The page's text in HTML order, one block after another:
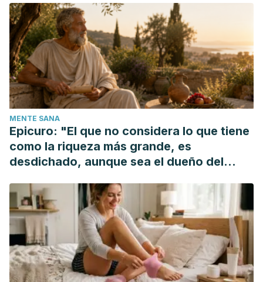
In: Transport and Sustainability. 2017.
Morris JN, Hardman AE. Walking to health. Sports Medicine.
1997.
Prevención SY, El EN. Actividad Física Para La Salud Y
Reducción Del Sedentarismo. Ministerio de Sanidad,
Servicios Sociales e Igualdad. 2015.
MENTE SANA
Epicuro: "El que no considera lo que tiene
como la riqueza más grande, es
desdichado, aunque sea el dueño del